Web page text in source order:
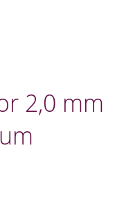
2,0 mm